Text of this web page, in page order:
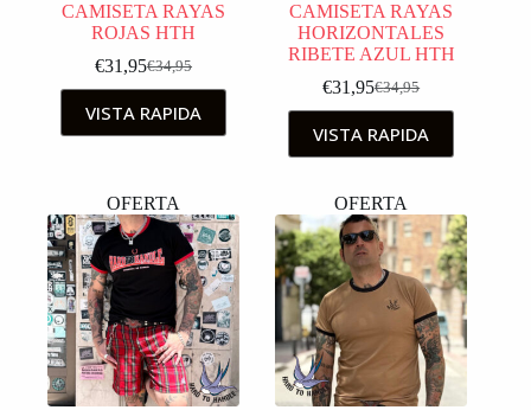
CAMISETA RAYAS
ROJAS HTH
€34,95
€31,95
VISTA RAPIDA
CAMISETA RAYAS
HORIZONTALES
RIBETE AZUL HTH
€34,95
€31,95
VISTA RAPIDA
OFERTA OFERTA